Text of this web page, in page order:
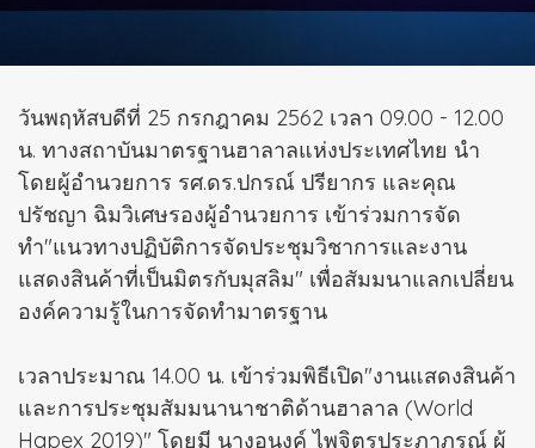
วันพฤหัสบดีที่ 25 กรกฎาคม 2562 เวลา 09.00 - 12.00
น. ทางสถาบันมาตรฐานฮาลาลแห่งประเทศไทย นำ
โดยผู้อำนวยการ รศ.ดร.ปกรณ์ ปรียากร และคุณ
ปรัชญา ฉิมวิเศษรองผู้อำนวยการ เข้าร่วมการจัด
ทำ"แนวทางปฏิบัติการจัดประชุมวิชาการและงาน
แสดงสินค้าที่เป็นมิตรกับมุสลิม" เพื่อสัมมนาแลกเปลี่ยน
องค์ความรู้ในการจัดทำมาตรฐาน
เวลาประมาณ 14.00 น. เข้าร่วมพิธีเปิด"งานแสดงสินค้า
และการประชุมสัมมนานาชาติด้านฮาลาล (World
Hapex 2019)" โดยมี นางอนงค์ ไพจิตรประภาภรณ์ ผู้